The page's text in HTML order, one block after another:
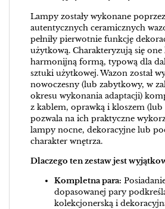
Lampy zostały wykonane
autentycznych ceramicznych
pełniły pierwotnie funkcję
użytkową. Charakteryzują się one
harmonijną formą, typową dla
sztuki użytkowej. Wazon został
nowoczesny (lub zabytkowy, w
okresu wykonania adaptacji)
z kablem, oprawką i kloszem (lub
pozwala na ich praktyczne
lampy nocne, dekoracyjne lub
charakter wnętrza.
Dlaczego ten zestaw jest
Kompletna para:
dopasowanej pary
kolekcjonerską i